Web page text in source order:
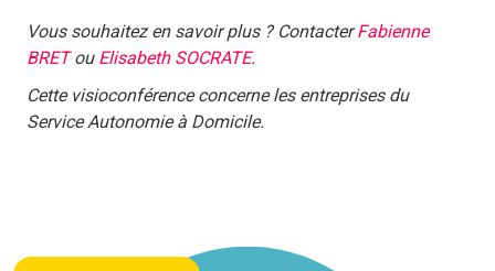
Vous souhaitez en savoir plus ? ContacterFabienne
BRETou Elisabeth SOCRATE.
Cette visioconférence concerne les entreprises du
Service Autonomie à Domicile.